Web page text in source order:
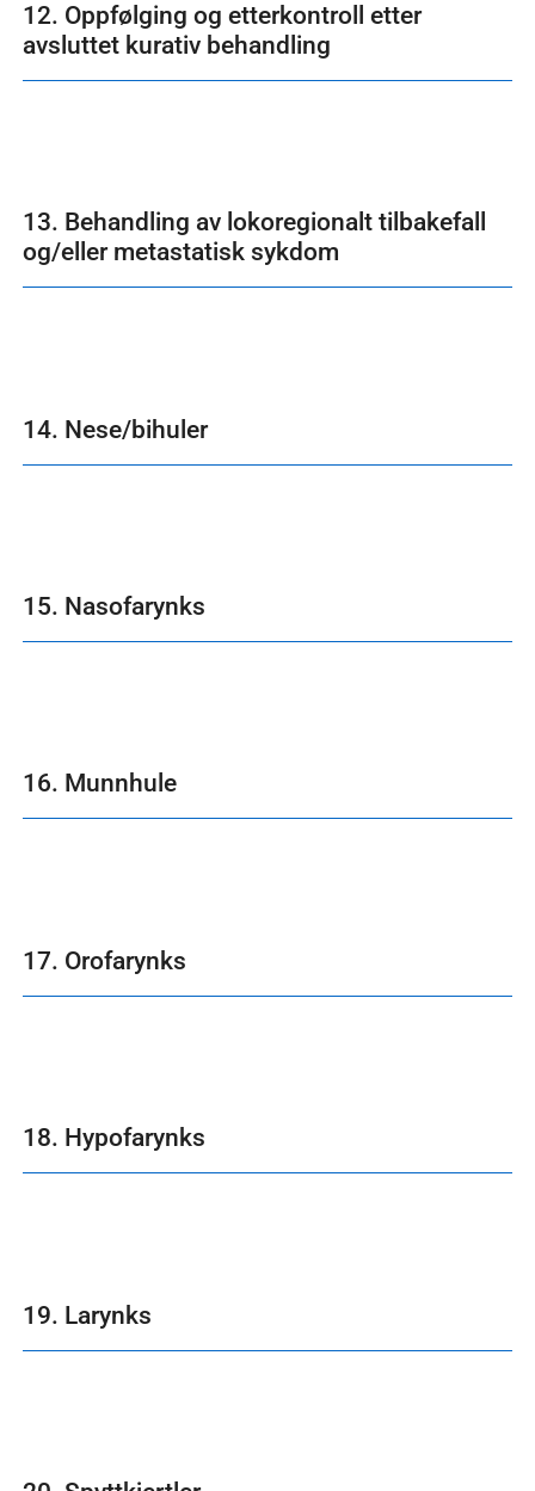
12. Oppfølging og etterkontroll etter
avsluttet kurativ behandling
13. Behandling av lokoregionalt tilbakefall
og/eller metastatisk sykdom
14. Nese/bihuler
15. Nasofarynks
16. Munnhule
17. Orofarynks
18. Hypofarynks
19. Larynks